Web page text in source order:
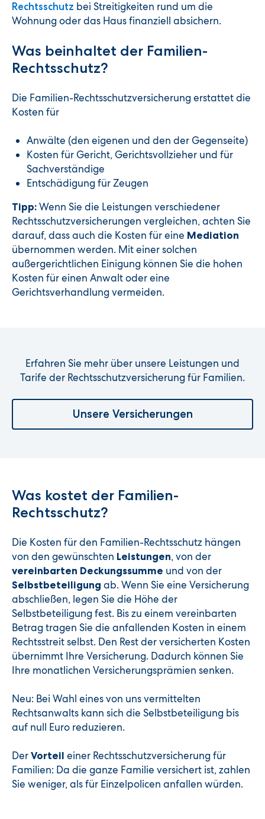
Rechtsschutz bei Streitigkeiten rund um die
Wohnung oder das Haus finanziell absichern.
Was beinhaltet der Familien-
Rechtsschutz?
Die Familien-Rechtsschutzversicherung erstattet die
Kosten für
Anwälte (den eigenen und den der Gegenseite)
Kosten für Gericht, Gerichtsvollzieher und für
Sachverständige
Entschädigung für Zeugen
Tipp: Wenn Sie die Leistungen verschiedener
Rechtsschutzversicherungen vergleichen, achten Sie
darauf, dass auch die Kosten für eine Mediation
übernommen werden. Mit einer solchen
außergerichtlichen Einigung können Sie die hohen
Kosten für einen Anwalt oder eine
Gerichtsverhandlung vermeiden.
Erfahren Sie mehr über unsere Leistungen und
Tarife der Rechtsschutzversicherung für Familien.
Unsere Versicherungen
Was kostet der Familien-
Rechtsschutz?
Die Kosten für den Familien-Rechtsschutz hängen
von den gewünschten Leistungen, von der
vereinbarten Deckungssumme und von der
Selbstbeteiligung ab. Wenn Sie eine Versicherung
abschließen, legen Sie die Höhe der
Selbstbeteiligung fest. Bis zu einem vereinbarten
Betrag tragen Sie die anfallenden Kosten in einem
Rechtsstreit selbst. Den Rest der versicherten Kosten
übernimmt Ihre Versicherung. Dadurch können Sie
Ihre monatlichen Versicherungsprämien senken.
Neu: Bei Wahl eines von uns vermittelten
Rechtsanwalts kann sich die Selbstbeteiligung bis
auf null Euro reduzieren.
Der Vorteil einer Rechtsschutzversicherung für
Familien: Da die ganze Familie versichert ist, zahlen
Sie weniger, als für Einzelpolicen anfallen würden.